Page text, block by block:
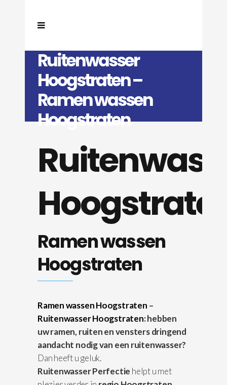
Ruitenwasser
Hoogstraten –
Ramen wassen
Hoogstraten
Ramen wassen
Hoogstraten
Ramen wassen Hoogstraten –
Ruitenwasser Hoogstraten: hebben
uw ramen, ruiten en vensters dringend
aandacht nodig van een ruitenwasser?
Dan heeft u geluk.
Ruitenwasser Perfectie helpt u met